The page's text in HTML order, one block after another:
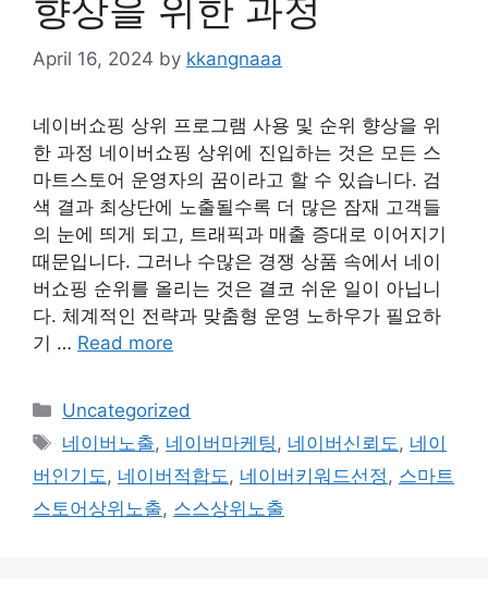
향상을 위한 과정
April 16, 2024 by kkangnaaa
네이버쇼핑 상위 프로그램 사용 및 순위 향상을 위
한 과정 네이버쇼핑 상위에 진입하는 것은 모든 스
마트스토어 운영자의 꿈이라고 할 수 있습니다. 검
색 결과 최상단에 노출될수록 더 많은 잠재 고객들
의 눈에 띄게 되고, 트래픽과 매출 증대로 이어지기
때문입니다. 그러나 수많은 경쟁 상품 속에서 네이
버쇼핑 순위를 올리는 것은 결코 쉬운 일이 아닙니
다. 체계적인 전략과 맞춤형 운영 노하우가 필요하
기 … Read more
Categories
Uncategorized
Tags
네이버노출, 네이버마케팅 , 네이버신뢰도 , 네이
버인기도 , 네이버적합도 , 네이버키워드선정 , 스마트
스토어상위노출, 스스상위노출